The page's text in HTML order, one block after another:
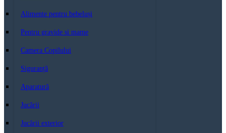
Alimente pentru bebeluși
Pentru gravide si mame
Camera Copilului
Siguranță
Aparatură
Jucării
Jucării exterior